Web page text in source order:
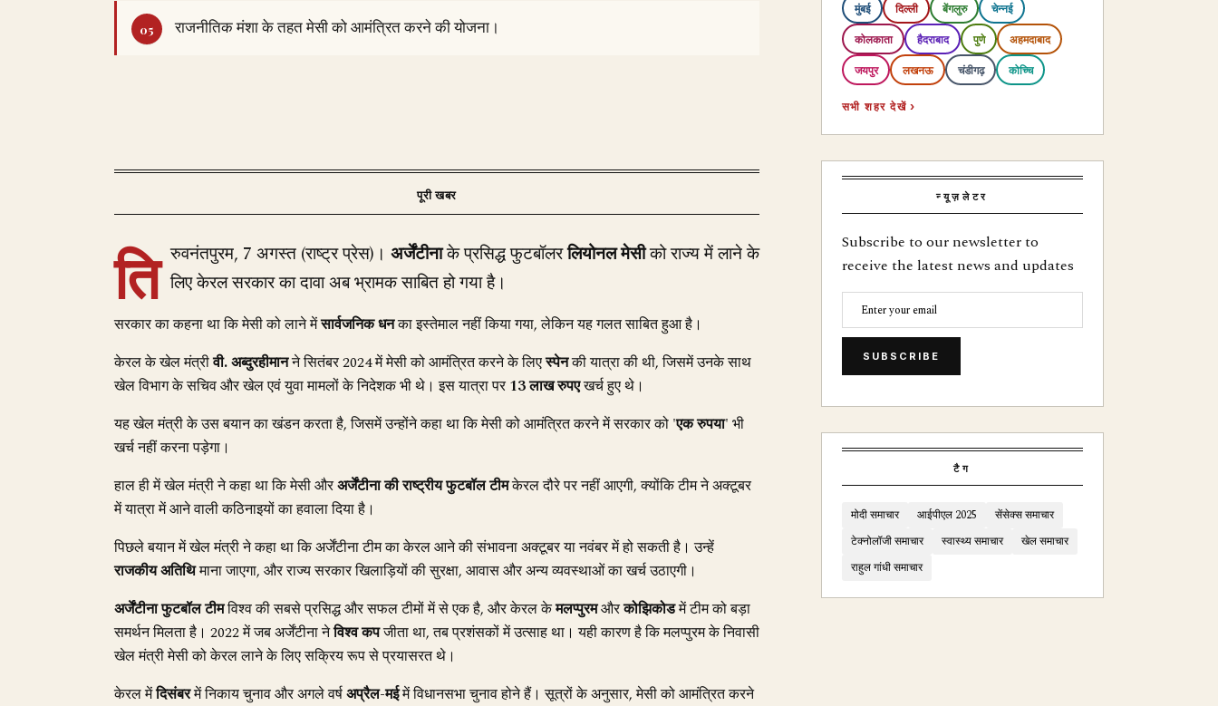
राजनीतिक मंशा के तहत मेसी को आमंत्रित करने की योजना।
ति रुवनंतपुरम, 7 अगस्त (राष्ट्र प्रेस)। अर्जेंटीनाके प्रसिद्ध फुटबॉलरलियोनल मेसीको राज्य में लाने के
लिए केरल सरकार का दावा अब भ्रामक साबित हो गया है।
सरकार का कहना था कि मेसी को लाने मेंसार्वजनिक धनका इस्तेमाल नहीं किया गया, लेकिन यह गलत साबित हुआ है।
केरल के खेल मंत्रीवी. अब्दुरहीमानने सितंबर 2024 में मेसी को आमंत्रित करने के लिएस्पेनकी यात्रा की थी, जिसमें उनके साथ
खेल विभाग के सचिव और खेल एवं युवा मामलों के निदेशक भी थे। इस यात्रा पर13 लाख रुपएखर्च हुए थे।
यह खेल मंत्री के उस बयान का खंडन करता है, जिसमें उन्होंने कहा था कि मेसी को आमंत्रित करने में सरकार को 'एक रुपया' भी
खर्च नहीं करना पड़ेगा।
हाल ही में खेल मंत्री ने कहा था कि मेसी औरअर्जेंटीना की राष्ट्रीय फुटबॉल टीमकेरल दौरे पर नहीं आएगी, क्योंकि टीम ने अक्टूबर
में यात्रा में आने वाली कठिनाइयों का हवाला दिया है।
पिछले बयान में खेल मंत्री ने कहा था कि अर्जेंटीना टीम का केरल आने की संभावना अक्टूबर या नवंबर में हो सकती है। उन्हें
राजकीय अतिथिमाना जाएगा, और राज्य सरकार खिलाड़ियों की सुरक्षा, आवास और अन्य व्यवस्थाओं का खर्च उठाएगी।
अर्जेंटीना फुटबॉल टीमविश्व की सबसे प्रसिद्ध और सफल टीमों में से एक है, और केरल केमलप्पुरमऔरकोझिकोडमें टीम को बड़ा
समर्थन मिलता है। 2022 में जब अर्जेंटीना नेविश्व कपजीता था, तब प्रशंसकों में उत्साह था। यही कारण है कि मलप्पुरम के निवासी
खेल मंत्री मेसी को केरल लाने के लिए सक्रिय रूप से प्रयासरत थे।
केरल मेंदिसंबरमें निकाय चुनाव और अगले वर्षअप्रैल-मईमें विधानसभा चुनाव होने हैं। सूत्रों के अनुसार, मेसी को आमंत्रित करने
मुंबई दिल्ली बेंगलुरु चेन्नई
कोलकाता हैदराबाद पुणे अहमदाबाद
जयपुर लखनऊ चंडीगढ़ कोच्चि
सभी शहर देखें ›
न्यूज़लेटर
Subscribe to our newsletter to
receive the latest news and updates
SUBSCRIBE
टैग
मोदी समाचार आईपीएल 2025
सेंसेक्स समाचार
टेक्नोलॉजी समाचार
स्वास्थ्य समाचार
खेल समाचार
राहुल गांधी समाचार